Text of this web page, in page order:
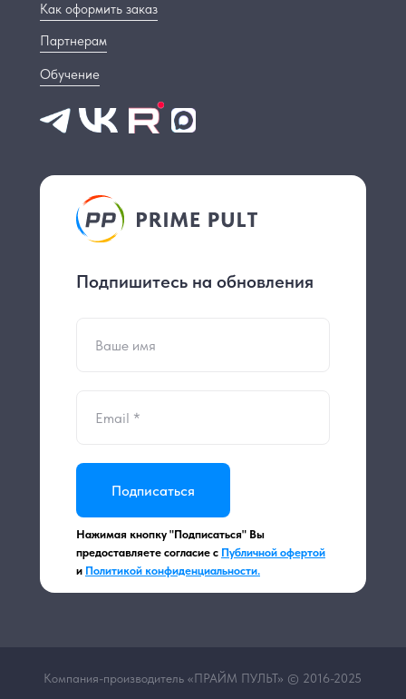
Как оформить заказ
Обучение
Партнерам
Подписаться
Подпишитесь на обновления
Нажимая кнопку "Подписаться" Вы
предоставляете согласие с Публичной офертой
и Политикой конфиденциальности.
Компания-производитель «ПРАЙМ ПУЛЬТ» © 2016-2025